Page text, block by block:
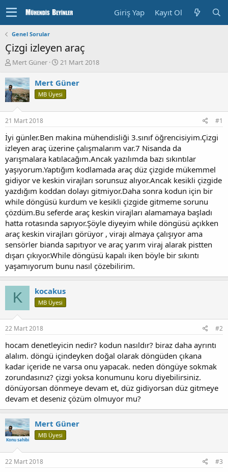
Giriş Yap Kayıt Ol
Genel Sorular
Çizgi izleyen araç
K
n
u
y
b
a
ş
l
a
t
a
n
Mert Güner
B
ş
l
a
ç
a
r
i
h
i
21 Mart 2018
Mert Güner
MB Üyesi
21 Mart 2018 #1
İyi günler.Ben makina mühendisliği 3.sınıf öğrencisiyim.Çizgi
izleyen araç üzerine çalışmalarım var.7 Nisanda da
yarışmalara katılacağım.Ancak yazılımda bazı sıkıntılar
yaşıyorum.Yaptığım kodlamada araç düz çizgide mükemmel
gidiyor ve keskin virajları sorunsuz alıyor.Ancak kesikli çizgide
yazdığım koddan dolayı gitmiyor.Daha sonra kodun için bir
while döngüsü kurdum ve kesikli çizgide gitmeme sorunu
çözdüm.Bu seferde araç keskin virajları alamamaya başladı
hatta rotasında sapıyor.Şöyle diyeyim while döngüsü açıkken
araç keskin virajları görüyor , virajı almaya çalışıyor ama
sensörler bianda sapıtıyor ve araç yarım viraj alarak pistten
dışarı çıkıyor.While döngüsü kapalı iken böyle bir sıkıntı
yaşamıyorum bunu nasıl çözebilirim.
K kocakus
MB Üyesi
22 Mart 2018 #2
hocam denetleyicin nedir? kodun nasıldır? biraz daha ayrıntı
alalım. döngü içindeyken doğal olarak döngüden çıkana
kadar içeride ne varsa onu yapacak. neden döngüye sokmak
zorundasınız? çizgi yoksa konumunu koru diyebilirsiniz.
dönüyorsan dönmeye devam et, düz gidiyorsan düz gitmeye
devam et deseniz çözüm olmuyor mu?
Konu sahibi
Mert Güner
MB Üyesi
22 Mart 2018 #3